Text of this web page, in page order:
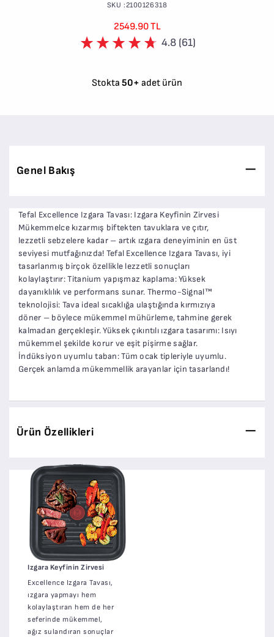
SKU :2100126318
2549.90 TL
4.8 (61)
Stokta 50+ adet ürün
Genel Bakış
Tefal Excellence Izgara Tavası: Izgara Keyfinin Zirvesi
Mükemmelce kızarmış biftekten tavuklara ve çıtır,
lezzetli sebzelere kadar – artık ızgara deneyiminin en üst
seviyesi mutfağınızda! Tefal Excellence Izgara Tavası, iyi
tasarlanmış birçok özellikle lezzetli sonuçları
kolaylaştırır: Titanium yapışmaz kaplama: Yüksek
dayanıklılık ve performans sunar. Thermo-Signal™
teknolojisi: Tava ideal sıcaklığa ulaştığında kırmızıya
döner – böylece mükemmel mühürleme, tahmine gerek
kalmadan gerçekleşir. Yüksek çıkıntılı ızgara tasarımı: Isıyı
mükemmel şekilde korur ve eşit pişirme sağlar.
İndüksiyon uyumlu taban: Tüm ocak tipleriyle uyumlu.
Gerçek anlamda mükemmellik arayanlar için tasarlandı!
Ürün Özellikleri
Izgara Keyfinin Zirvesi
Excellence Izgara Tavası,
ızgara yapmayı hem
kolaylaştıran hem de her
seferinde mükemmel,
ağız sulandıran sonuçlar